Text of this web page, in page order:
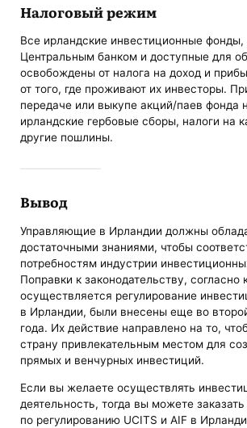
Налоговый режим
Все ирландские инвестиционные
Центральным банком и доступные для
освобождены от налога на доход и
от того, где проживают их инвесторы.
передаче или выкупе акций/паев фонда
ирландские гербовые сборы, налоги на
другие пошлины.
Вывод
Управляющие в Ирландии должны
достаточными знаниями, чтобы
потребностям индустрии
Поправки к законодательству, согласно
осуществляется регулирование
в Ирландии, были внесены еще во
года. Их действие направлено на то,
страну привлекательным местом для
прямых и венчурных инвестиций.
Если вы желаете осуществлять
деятельность, тогда вы можете
по регулированию UCITS и AIF в